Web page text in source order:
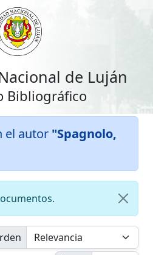
de Luján
Bibliográfico
el autor "Spagnolo,